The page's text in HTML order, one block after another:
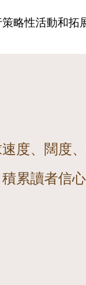
略性活動和
度、闊度
累讀者信